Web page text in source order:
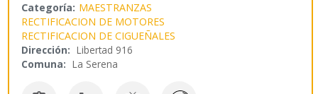
Categoría: MAESTRANZAS
RECTIFICACION DE MOTORES
RECTIFICACION DE CIGUEÑALES
Dirección: Libertad 916
Comuna: La Serena